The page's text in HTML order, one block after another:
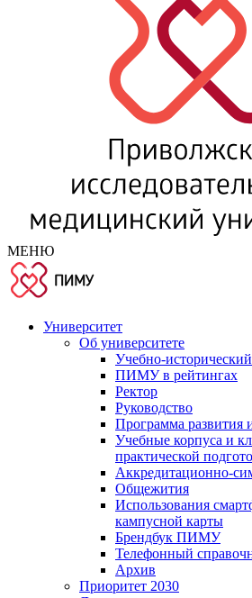
МЕНЮ
Университет
Об университете
Учебно-
ПИМУ в рейтингах
Ректор
Руководство
Программа развития
Учебные корпуса и
практической
Аккредитационно-
Общежития
Использования
кампусной карты
Брендбук ПИМУ
Телефонный
Архив
Приоритет 2030